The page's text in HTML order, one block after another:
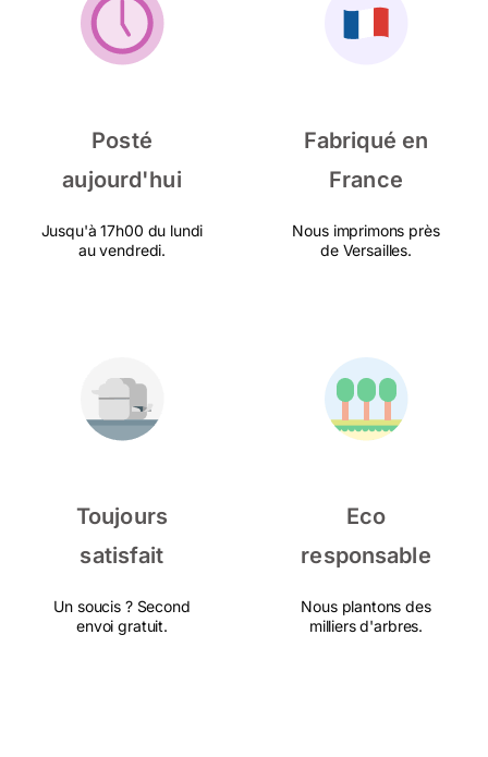
Posté
aujourd'hui
Jusqu'à 17h00 du lundi
au vendredi.
Fabriqué en
France
Nous imprimons près
de Versailles.
Toujours
satisfait
Un soucis ? Second
envoi gratuit.
Eco
responsable
Nous plantons des
milliers d'arbres.